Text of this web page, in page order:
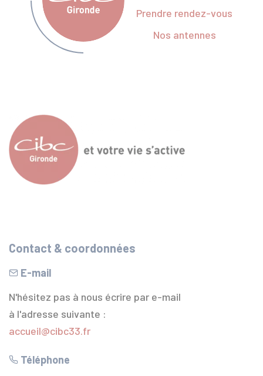
Prendre rendez-vous
Nos antennes
Contact & coordonnées
E-mail
N'hésitez pas à nous écrire par e-mail
à l'adresse suivante :
accueil@cibc33.fr
Téléphone